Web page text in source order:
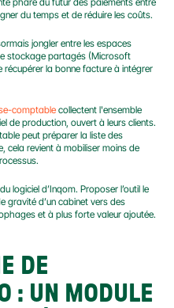
du temps et de réduire les coûts.
jongler entre les espaces
stockage partagés (Microsoft
la bonne facture à intégrer
comptable collectent l'ensemble
de production, ouvert à leurs clients.
peut préparer la liste des
cela revient à mobiliser moins de
logiciel d’Inqom. Proposer l’outil le
gravité d’un cabinet vers des
et à plus forte valeur ajoutée.
DE
: UN MODULE